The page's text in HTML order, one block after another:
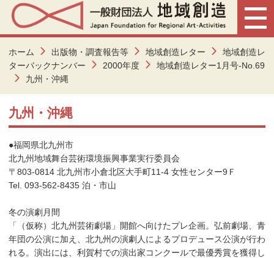
ホーム 出版物・調査報告等 地域創造レター
地域創造レ
ターバックナンバー
2000年度
地域創造レター1月号-No.69
九州・沖縄
九州・沖縄
●福岡県北九州市
北九州地域舞台芸術環境振興事業実行委員会
〒803-0814 北九州市小倉北区大手町11-4 女性センター9Ｆ
Tel. 093-562-8435 泊・市山
冬の演劇月間
「（仮称）北九州芸術劇場」開館へ向けたプレ企画。弘前劇場、青
年団の公演に加え、北九州の演劇人によるプロデュース公演が行わ
れる。演出には、利賀村での演出家コンクールで最優秀賞を獲得し